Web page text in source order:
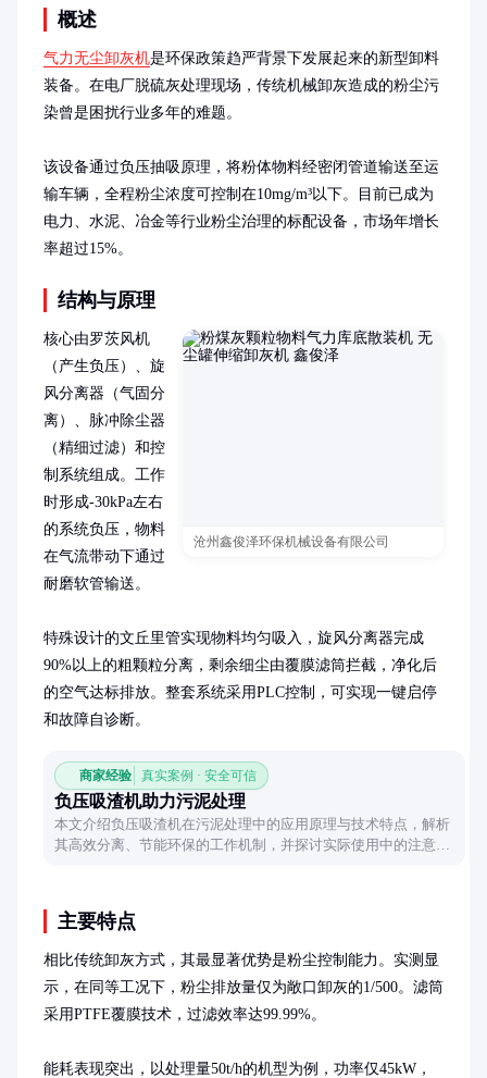
概述
气力无尘卸灰机是环保政策趋严背景下发展起来的新型卸料
装备。在电厂脱硫灰处理现场，传统机械卸灰造成的粉尘污
染曾是困扰行业多年的难题。
该设备通过负压抽吸原理，将粉体物料经密闭管道输送至运
输车辆，全程粉尘浓度可控制在10mg/m³以下。目前已成为
电力、水泥、冶金等行业粉尘治理的标配设备，市场年增长
率超过15%。
结构与原理
沧州鑫俊泽环保机械设备有限公司
核心由罗茨风机
（产生负压）、旋
风分离器（气固分
离）、脉冲除尘器
（精细过滤）和控
制系统组成。工作
时形成-30kPa左右
的系统负压，物料
在气流带动下通过
耐磨软管输送。
特殊设计的文丘里管实现物料均匀吸入，旋风分离器完成
90%以上的粗颗粒分离，剩余细尘由覆膜滤筒拦截，净化后
的空气达标排放。整套系统采用PLC控制，可实现一键启停
和故障自诊断。
商家经验 真实案例 · 安全可信
负压吸渣机助力污泥处理
本文介绍负压吸渣机在污泥处理中的应用原理与技术特点，解析
其高效分离、节能环保的工作机制，并探讨实际使用中的注意事
主要特点
相比传统卸灰方式，其最显著优势是粉尘控制能力。实测显
示，在同等工况下，粉尘排放量仅为敞口卸灰的1/500。滤筒
采用PTFE覆膜技术，过滤效率达99.99%。
能耗表现突出，以处理量50t/h的机型为例，功率仅45kW，